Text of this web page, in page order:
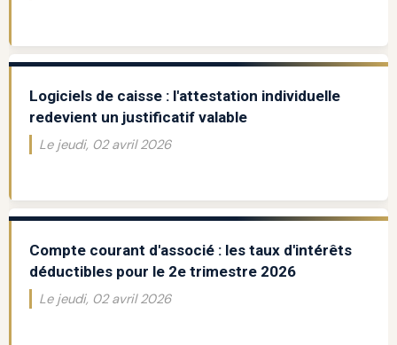
Logiciels de caisse : l'attestation individuelle
redevient un justificatif valable
Le jeudi, 02 avril 2026
Compte courant d'associé : les taux d'intérêts
déductibles pour le 2e trimestre 2026
Le jeudi, 02 avril 2026